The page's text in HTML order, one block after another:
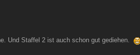
Und Staffel 2 ist auch schon gut gediehen.